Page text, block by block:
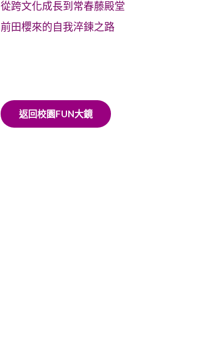
從跨文化成長到常春藤殿堂
前田櫻來的自我淬鍊之路
返回校園FUN大鏡